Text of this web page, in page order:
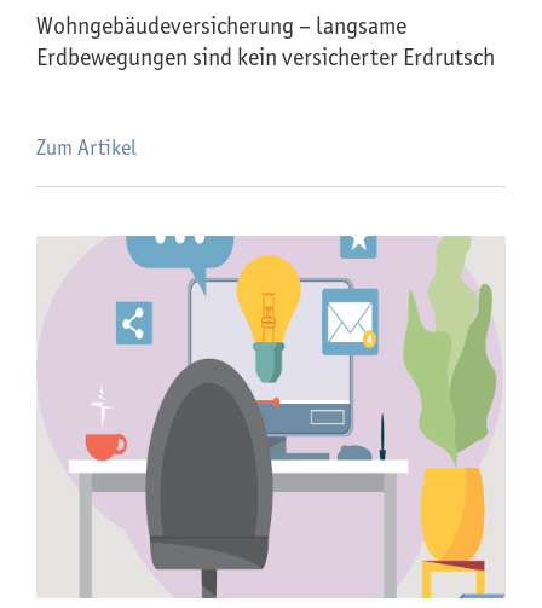
Wohngebäude­versicherung – langsame
Erdbewegungen sind kein versicherter Erdrutsch
Zum Artikel